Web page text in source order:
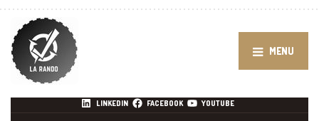
MENU
LINKEDIN FACEBOOK YOUTUBE